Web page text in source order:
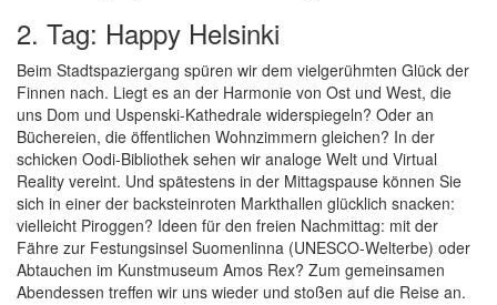
2. Tag: Happy Helsinki
Beim Stadtspaziergang spüren wir dem vielgerühmten Glück der
Finnen nach. Liegt es an der Harmonie von Ost und West, die
uns Dom und Uspenski-Kathedrale widerspiegeln? Oder an
Büchereien, die öffentlichen Wohnzimmern gleichen? In der
schicken Oodi-Bibliothek sehen wir analoge Welt und Virtual
Reality vereint. Und spätestens in der Mittagspause können Sie
sich in einer der backsteinroten Markthallen glücklich snacken:
vielleicht Piroggen? Ideen für den freien Nachmittag: mit der
Fähre zur Festungsinsel Suomenlinna (UNESCO-Welterbe) oder
Abtauchen im Kunstmuseum Amos Rex? Zum gemeinsamen
Abendessen treffen wir uns wieder und stoßen auf die Reise an.